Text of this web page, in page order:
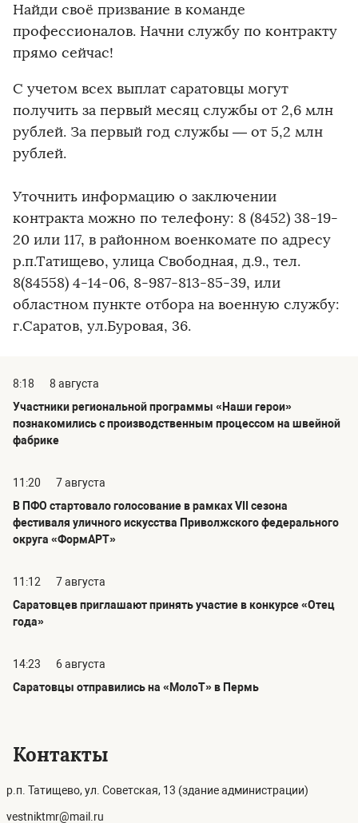
Найди своё призвание в команде
профессионалов. Начни службу по контракту
прямо сейчас!
С учетом всех выплат саратовцы могут
получить за первый месяц службы от 2,6 млн
рублей. За первый год службы — от 5,2 млн
рублей.
Уточнить информацию о заключении
контракта можно по телефону: 8 (8452) 38-19-
20 или 117, в районном военкомате по адресу
р.п.Татищево, улица Свободная, д.9., тел.
8(84558) 4-14-06, 8-987-813-85-39, или
областном пункте отбора на военную службу:
г.Саратов, ул.Буровая, 36.
8:18
8 августа
Участники региональной программы «Наши герои»
познакомились с производственным процессом на швейной
фабрике
11:20
7 августа
В ПФО стартовало голосование в рамках VII сезона
фестиваля уличного искусства Приволжского федерального
округа «ФормАРТ»
11:12
7 августа
Саратовцев приглашают принять участие в конкурсе «Отец
года»
14:23
6 августа
Саратовцы отправились на «МолоТ» в Пермь
Контакты
р.п. Татищево, ул. Советская, 13 (здание администрации)
vestniktmr@mail.ru